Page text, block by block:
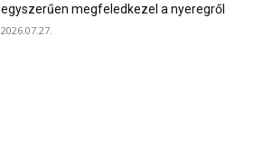
egyszerűen megfeledkezel a nyeregről
2026.07.27.